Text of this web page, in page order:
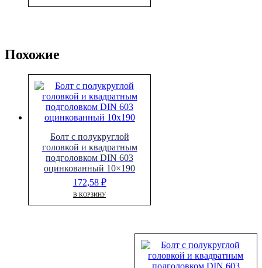
Похожие
Болт с полукруглой
головкой и квадратным
подголовком DIN 603
оцинкованный 10×190
172,58 ₽
В КОРЗИНУ